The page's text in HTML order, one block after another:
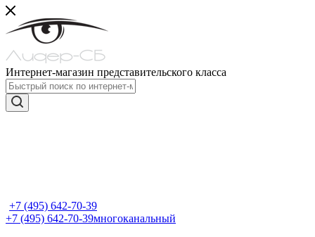
Интернет-магазин представительского класса
+7 (495) 642-70-39
+7 (495) 642-70-39многоканальный